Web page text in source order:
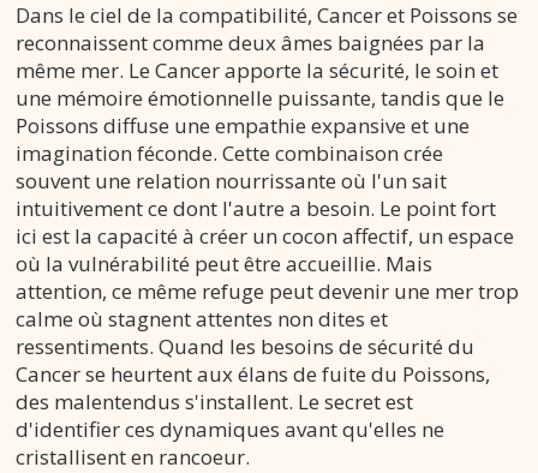
Dans le ciel de la compatibilité, Cancer et Poissons se
reconnaissent comme deux âmes baignées par la
même mer. Le Cancer apporte la sécurité, le soin et
une mémoire émotionnelle puissante, tandis que le
Poissons diffuse une empathie expansive et une
imagination féconde. Cette combinaison crée
souvent une relation nourrissante où l'un sait
intuitivement ce dont l'autre a besoin. Le point fort
ici est la capacité à créer un cocon affectif, un espace
où la vulnérabilité peut être accueillie. Mais
attention, ce même refuge peut devenir une mer trop
calme où stagnent attentes non dites et
ressentiments. Quand les besoins de sécurité du
Cancer se heurtent aux élans de fuite du Poissons,
des malentendus s'installent. Le secret est
d'identifier ces dynamiques avant qu'elles ne
cristallisent en rancoeur.